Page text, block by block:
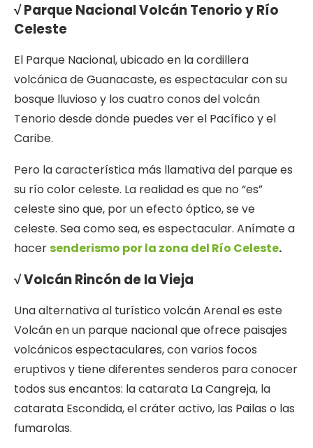
√ Parque Nacional Volcán Tenorio y Río
Celeste
El Parque Nacional, ubicado en la cordillera
volcánica de Guanacaste, es espectacular con su
bosque lluvioso y los cuatro conos del volcán
Tenorio desde donde puedes ver el Pacífico y el
Caribe.
Pero la característica más llamativa del parque es
su río color celeste. La realidad es que no “es”
celeste sino que, por un efecto óptico, se ve
celeste. Sea como sea, es espectacular. Anímate a
hacersenderismo por la zona del Río Celeste.
√ Volcán Rincón de la Vieja
Una alternativa al turístico volcán Arenal es este
Volcán en un parque nacional que ofrece paisajes
volcánicos espectaculares, con varios focos
eruptivos y tiene diferentes senderos para conocer
todos sus encantos: la catarata La Cangreja, la
catarata Escondida, el cráter activo, las Pailas o las
fumarolas.